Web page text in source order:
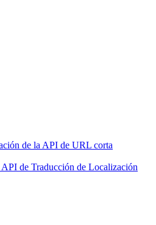
de la API de URL corta
de Traducción de Localización